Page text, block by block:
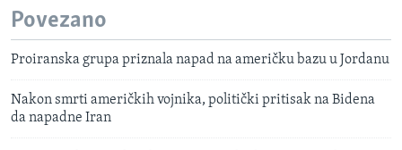
Povezano
Proiranska grupa priznala napad na američku bazu u Jordanu
Nakon smrti američkih vojnika, politički pritisak na Bidena
da napadne Iran